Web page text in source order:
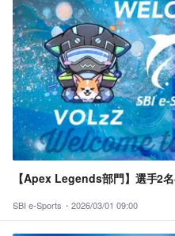
【Apex Legends部門】選手2
SBI e-Sports・ 2026/03/01 09:00